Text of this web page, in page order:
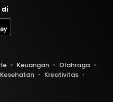
di
Keuangan
Olahraga
Kesehatan
Kreativitas